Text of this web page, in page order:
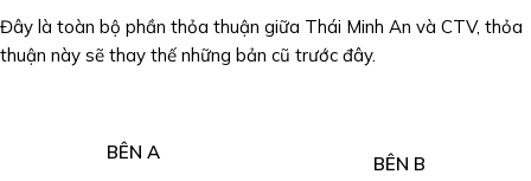
Đây là toàn bộ phần thỏa thuận giữa Thái Minh An và CTV, thỏa
thuận này sẽ thay thế những bản cũ trước đây.
BÊN A
BÊN B